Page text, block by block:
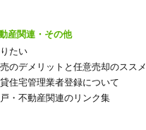
産関連・その他
たい
のデメリットと任意売却のススメ
住宅管理業者登録について
・不動産関連のリンク集